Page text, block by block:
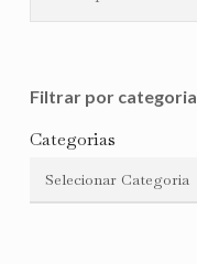
Filtrar por categoria
Categorias